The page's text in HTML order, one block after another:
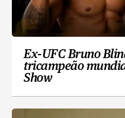
Ex-UFC Bruno
tricampeão
Show